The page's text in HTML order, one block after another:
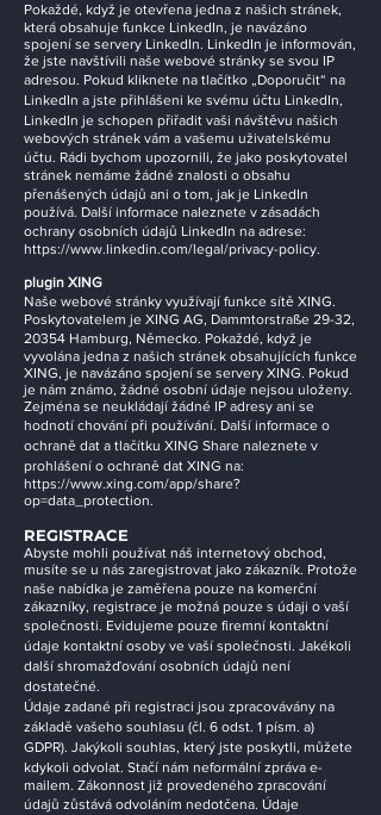
Pokaždé, když je otevřena jedna z našich stránek,
která obsahuje funkce LinkedIn, je navázáno
spojení se servery LinkedIn. LinkedIn je informován,
že jste navštívili naše webové stránky se svou IP
adresou. Pokud kliknete na tlačítko „Doporučit“ na
LinkedIn a jste přihlášeni ke svému účtu LinkedIn,
LinkedIn je schopen přiřadit vaši návštěvu našich
webových stránek vám a vašemu uživatelskému
účtu. Rádi bychom upozornili, že jako poskytovatel
stránek nemáme žádné znalosti o obsahu
přenášených údajů ani o tom, jak je LinkedIn
používá. Další informace naleznete v zásadách
ochrany osobních údajů LinkedIn na adrese:
https://www.linkedin.com/legal/privacy-policy.
plugin XING
Naše webové stránky využívají funkce sítě XING.
Poskytovatelem je XING AG, Dammtorstraße 29-32,
20354 Hamburg, Německo. Pokaždé, když je
vyvolána jedna z našich stránek obsahujících funkce
XING, je navázáno spojení se servery XING. Pokud
je nám známo, žádné osobní údaje nejsou uloženy.
Zejména se neukládají žádné IP adresy ani se
hodnotí chování při používání. Další informace o
ochraně dat a tlačítku XING Share naleznete v
prohlášení o ochraně dat XING na:
https://www.xing.com/app/share?
op=data_protection.
REGISTRACE
Abyste mohli používat náš internetový obchod,
musíte se u nás zaregistrovat jako zákazník. Protože
naše nabídka je zaměřena pouze na komerční
zákazníky, registrace je možná pouze s údaji o vaší
společnosti. Evidujeme pouze firemní kontaktní
údaje kontaktní osoby ve vaší společnosti. Jakékoli
další shromažďování osobních údajů není
dostatečné.
Údaje zadané při registraci jsou zpracovávány na
základě vašeho souhlasu (čl. 6 odst. 1 písm. a)
GDPR). Jakýkoli souhlas, který jste poskytli, můžete
kdykoli odvolat. Stačí nám neformální zpráva e-
mailem. Zákonnost již provedeného zpracování
údajů zůstává odvoláním nedotčena. Údaje